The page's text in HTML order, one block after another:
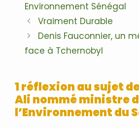
Environnement Sénégal
Navigation
des
articles
Vraiment Durable
Denis Fauconnier, un
face à Tchernobyl
1 réflexion au sujet
Ali nommé ministre
l’Environnement du